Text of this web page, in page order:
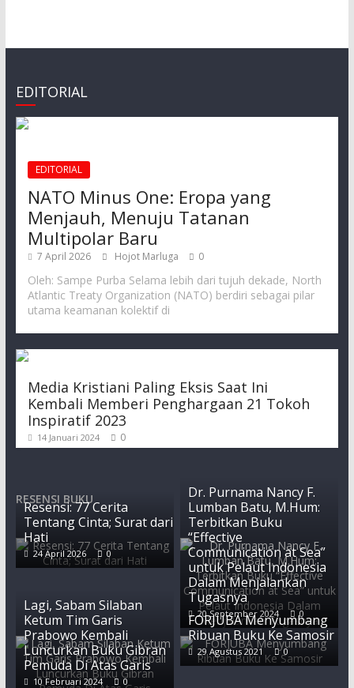
EDITORIAL
EDITORIAL
NATO Minus One: Eropa yang
Menjauh, Menuju Tatanan
Multipolar Baru
7 April 2026 Hojot Marluga 0
Oleh: Sampe Purba Selama lebih dari tujuh dekade, North
Atlantic Treaty Organization (NATO) berdiri sebagai pilar
utama keamanan kolektif di
Media Kristiani Paling Eksis Saat Ini
Kembali Memberi Penghargaan 21 Tokoh
Inspiratif 2023
14 Januari 2024 0
RESENSI BUKU
Resensi: 77 Cerita
Tentang Cinta; Surat dari
Hati
24 April 2026 0
Dr. Purnama Nancy F.
Lumban Batu, M.Hum:
Terbitkan Buku
“Effective
Communication at Sea”
untuk Pelaut Indonesia
Dalam Menjalankan
Tugasnya
20 September 2024 0
Lagi, Sabam Silaban
Ketum Tim Garis
Prabowo Kembali
Luncurkan Buku Gibran
Pemuda Di Atas Garis
10 Februari 2024 0
FORJUBA Menyumbang
Ribuan Buku Ke Samosir
29 Agustus 2021 0